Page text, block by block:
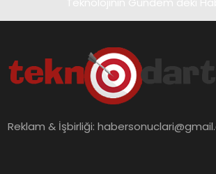
Reklam & İşbirliği: